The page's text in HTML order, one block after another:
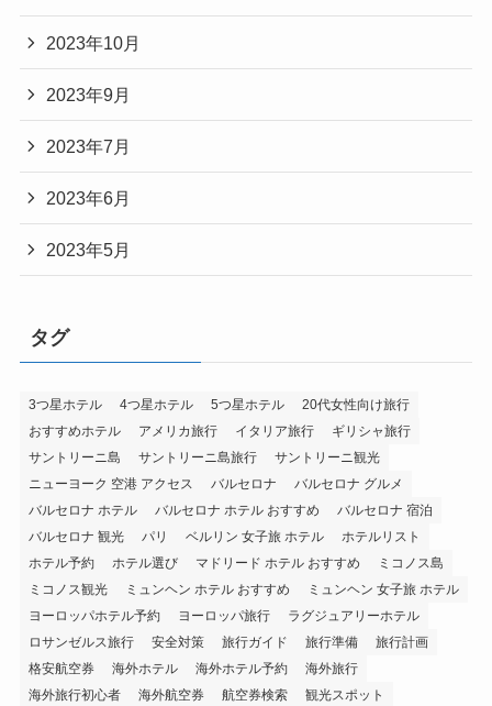
2023年10月
2023年9月
2023年7月
2023年6月
2023年5月
タグ
3つ星ホテル 4つ星ホテル 5つ星ホテル
20代女性向け旅行
おすすめホテル
アメリカ旅行 イタリア旅行
ギリシャ旅行
サントリーニ島
サントリーニ島旅行
サントリーニ観光
ニューヨーク 空港 アクセス
バルセロナ
バルセロナ グルメ
バルセロナ ホテル
バルセロナ ホテル おすすめ
バルセロナ 宿泊
バルセロナ 観光
パリ ベルリン 女子旅 ホテル
ホテルリスト
ホテル予約
ホテル選び マドリード ホテル おすすめ
ミコノス島
ミコノス観光
ミュンヘン ホテル おすすめ
ミュンヘン 女子旅 ホテル
ヨーロッパホテル予約
ヨーロッパ旅行
ラグジュアリーホテル
ロサンゼルス旅行
安全対策 旅行ガイド 旅行準備
旅行計画
格安航空券
海外ホテル 海外ホテル予約
海外旅行
海外旅行初心者
海外航空券 航空券検索
観光スポット